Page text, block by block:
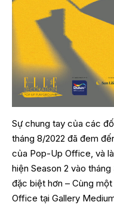
Sự chung tay của các
tháng 8/2022 đã đem
của Pop-Up Office, và
hiện Season 2 vào
đặc biệt hơn – Cùng
Office tại Gallery